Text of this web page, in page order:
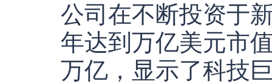
公司在不断投资于
年达到万亿美元市
万亿，显示了科技